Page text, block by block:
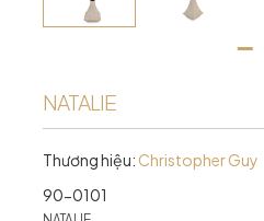
NATALIE
Thương hiệu: Christopher Guy
90-0101